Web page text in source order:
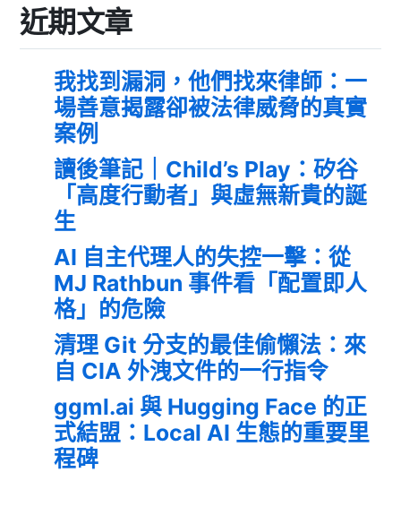
近期文章
我找到漏洞，他們找來律師：一
場善意揭露卻被法律威脅的真實
案例
讀後筆記｜Child’s Play：矽谷
「高度行動者」與虛無新貴的誕
生
AI 自主代理人的失控一擊：從
MJ Rathbun 事件看「配置即人
格」的危險
清理 Git 分支的最佳偷懶法：來
自 CIA 外洩文件的一行指令
ggml.ai 與 Hugging Face 的正
式結盟：Local AI 生態的重要里
程碑